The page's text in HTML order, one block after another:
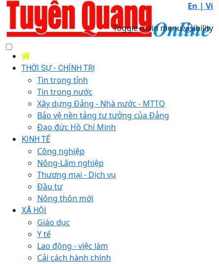
En | Vi
Toggle main menu visibility
THỜI SỰ - CHÍNH TRỊ
Tin trong tỉnh
Tin trong nước
Xây dựng Đảng - Nhà nước - MTTQ
Bảo vệ nền tảng tư tưởng của Đảng
Đạo đức Hồ Chí Minh
KINH TẾ
Công nghiệp
Nông-Lâm nghiệp
Thương mại - Dịch vụ
Đầu tư
Nông thôn mới
XÃ HỘI
Giáo dục
Y tế
Lao động - việc làm
Cải cách hành chính